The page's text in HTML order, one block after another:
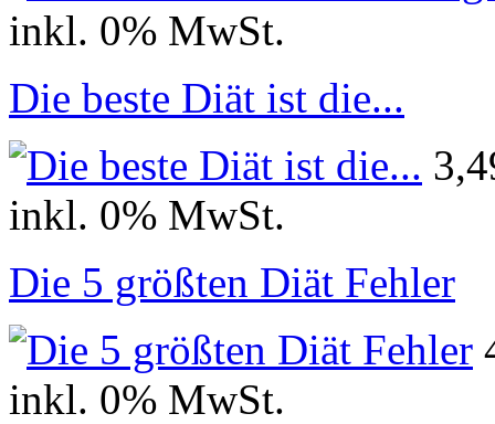
inkl. 0% MwSt.
Die beste Diät ist die...
inkl. 0% MwSt.
Die 5 größten Diät Fehler
inkl. 0% MwSt.